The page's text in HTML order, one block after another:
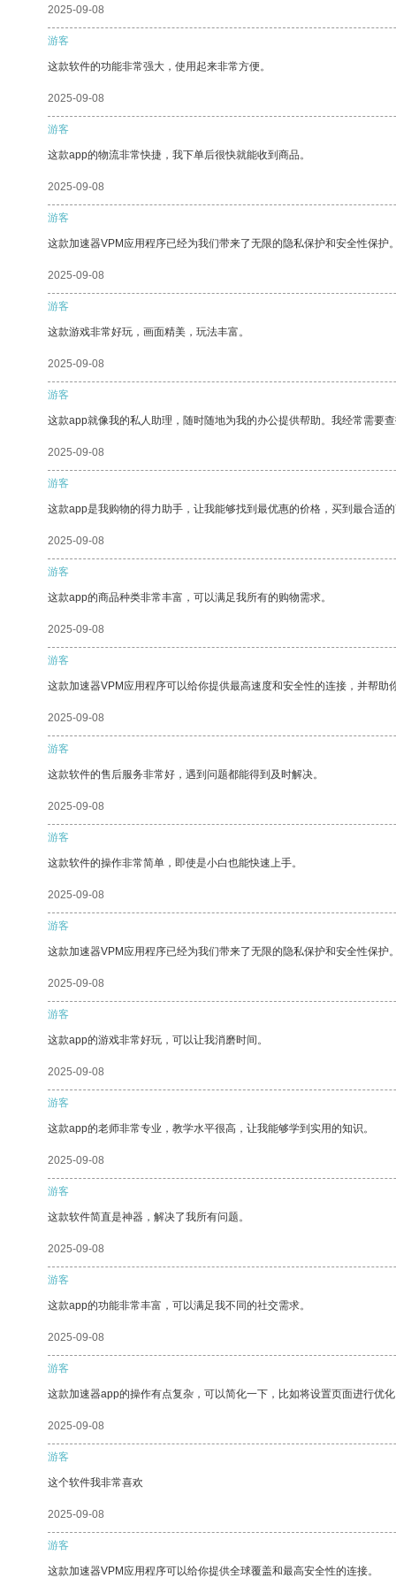
2025-09-08
游客
这款软件的功能非常强大，使用起来非常方便。
2025-09-08
游客
这款app的物流非常快捷，我下单后很快就能收到商品。
2025-09-08
游客
这款加速器VPM应用程序已经为我们带来了无限的隐私保护和安全性保护
2025-09-08
游客
这款游戏非常好玩，画面精美，玩法丰富。
2025-09-08
游客
这款app就像我的私人助理，随时随地为我的办公提供帮助。我经常需要
2025-09-08
游客
这款app是我购物的得力助手，让我能够找到最优惠的价格，买到最合适
2025-09-08
游客
这款app的商品种类非常丰富，可以满足我所有的购物需求。
2025-09-08
游客
这款加速器VPM应用程序可以给你提供最高速度和安全性的连接，并帮助
2025-09-08
游客
这款软件的售后服务非常好，遇到问题都能得到及时解决。
2025-09-08
游客
这款软件的操作非常简单，即使是小白也能快速上手。
2025-09-08
游客
这款加速器VPM应用程序已经为我们带来了无限的隐私保护和安全性保护
2025-09-08
游客
这款app的游戏非常好玩，可以让我消磨时间。
2025-09-08
游客
这款app的老师非常专业，教学水平很高，让我能够学到实用的知识。
2025-09-08
游客
这款软件简直是神器，解决了我所有问题。
2025-09-08
游客
这款app的功能非常丰富，可以满足我不同的社交需求。
2025-09-08
游客
这款加速器app的操作有点复杂，可以简化一下，比如将设置页面进行优
2025-09-08
游客
这个软件我非常喜欢
2025-09-08
游客
这款加速器VPM应用程序可以给你提供全球覆盖和最高安全性的连接。